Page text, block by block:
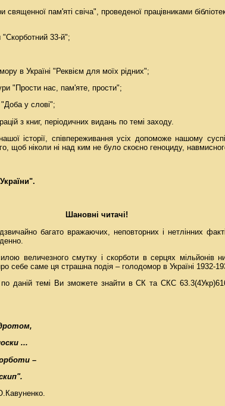
священної пам'яті свіча", проведеної працівниками
"Скорботний 33-й";
в Україні "Реквієм для моїх рідних";
"Прости нас, пам'яте, прости";
у слові";
з книг, періодичних видань по темі заходу.
історії, співпереживання усіх допоможе нашому
щоб ніколи ні над ким не було скоєно геноциду,
Шановні читачі!
багато вражаючих, неповторних і нетлінних
величезного смутку і скорботи в серцях мільйонів
себе саме ця страшна подія – голодомор в Україні 1932-
даній темі Ви зможете знайти в СК та СКС
...
–